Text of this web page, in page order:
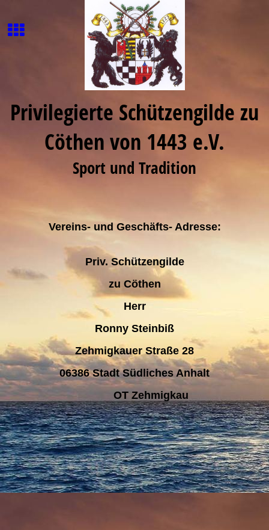
Privilegierte Schützengilde zu
Cöthen von 1443 e.V.
Sport und Tradition
Vereins- und Geschäfts- Adresse:
Priv. Schützengilde
zu Cöthen
Herr
Ronny Steinbiß
Zehmigkauer Straße 28
06386 Stadt Südliches Anhalt
OT Zehmigkau